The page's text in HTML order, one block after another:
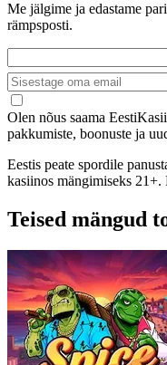
Me jälgime ja edastame
rämpsposti.
Olen nõus saama
pakkumiste, boonuste ja
Eestis peate spordile
kasiinos mängimiseks
Teised mängud